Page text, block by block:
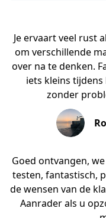
Je ervaart veel rust
om verschillende
over na te denken.
iets kleins
zonder
Goed ontvangen,
testen, fantastisch,
de wensen van de
Aanrader als u